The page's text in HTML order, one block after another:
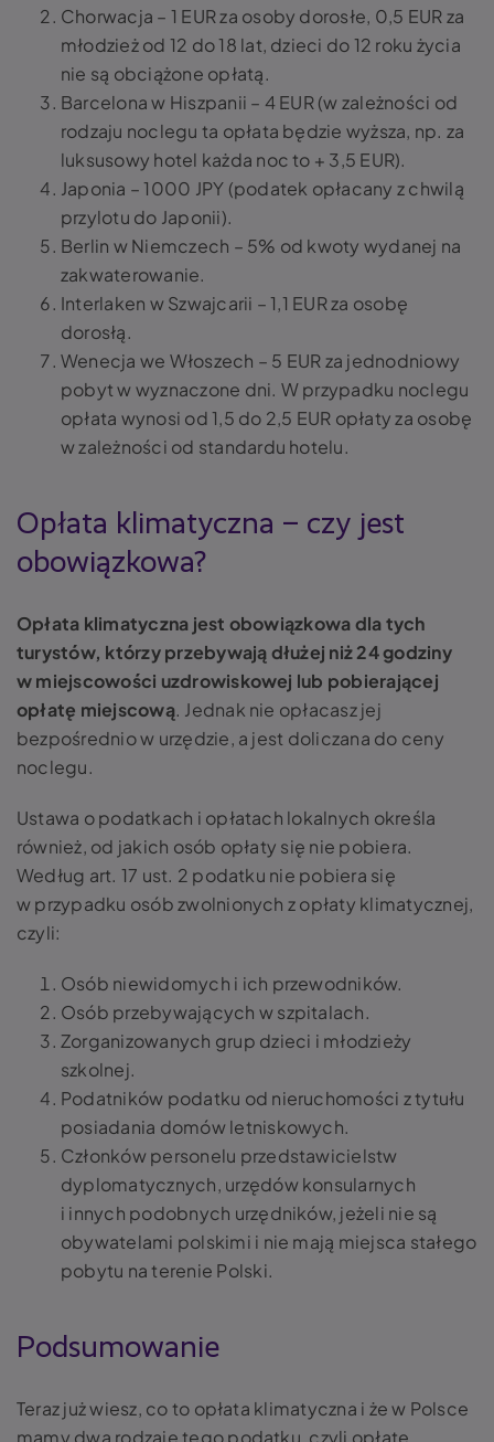
Chorwacja – 1 EUR za osoby dorosłe, 0,5 EUR za
młodzież od 12 do 18 lat, dzieci do 12 roku życia
nie są obciążone opłatą.
Barcelona w Hiszpanii – 4 EUR (w zależności od
rodzaju noclegu ta opłata będzie wyższa, np. za
luksusowy hotel każda noc to + 3,5 EUR).
Japonia – 1000 JPY (podatek opłacany z chwilą
przylotu do Japonii).
Berlin w Niemczech – 5% od kwoty wydanej na
zakwaterowanie.
Interlaken w Szwajcarii – 1,1 EUR za osobę
dorosłą.
Wenecja we Włoszech – 5 EUR za jednodniowy
pobyt w wyznaczone dni. W przypadku noclegu
opłata wynosi od 1,5 do 2,5 EUR opłaty za osobę
w zależności od standardu hotelu.
Opłata klimatyczna – czy jest
obowiązkowa?
Opłata klimatyczna jest obowiązkowa dla tych
turystów, którzy przebywają dłużej niż 24 godziny
w miejscowości uzdrowiskowej lub pobierającej
opłatę miejscową. Jednak nie opłacasz jej
bezpośrednio w urzędzie, a jest doliczana do ceny
noclegu.
Ustawa o podatkach i opłatach lokalnych określa
również, od jakich osób opłaty się nie pobiera.
Według art. 17 ust. 2 podatku nie pobiera się
w przypadku osób zwolnionych z opłaty klimatycznej,
czyli:
Osób niewidomych i ich przewodników.
Osób przebywających w szpitalach.
Zorganizowanych grup dzieci i młodzieży
szkolnej.
Podatników podatku od nieruchomości z tytułu
posiadania domów letniskowych.
Członków personelu przedstawicielstw
dyplomatycznych, urzędów konsularnych
i innych podobnych urzędników, jeżeli nie są
obywatelami polskimi i nie mają miejsca stałego
pobytu na terenie Polski.
Podsumowanie
Teraz już wiesz, co to opłata klimatyczna i że w Polsce
mamy dwa rodzaje tego podatku, czyli opłatę